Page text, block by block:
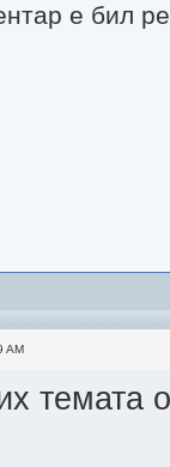
е бил
AM
темата